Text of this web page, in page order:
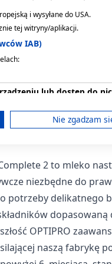
2, mleko następne, po 6
miesiącu, 800 g
73,79 zł
2, mleko następne, po 6
miesiącu, 800 g
73,79 zł
Expert, mleko
początkowe dla
niemowląt, od urodzenia,
proszek, 550 g
50,39 zł
Complete 2 to mleko
niezbędne do
potrzeby delikatnego
OPTIPRO
naszą fabrykę
i wysyłane do USA.
tej witryny/aplikacji.
IAB)
lub dostęp do
danych do wyboru reklam
spersonalizowanych
treści
Nie zgadzam